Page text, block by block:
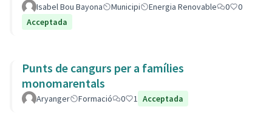
Isabel Bou Bayona Municipi Energia Renovable 0
0
Acceptada
Punts de cangurs per a famílies
monomarentals
Aryanger Formació 0 1 Acceptada